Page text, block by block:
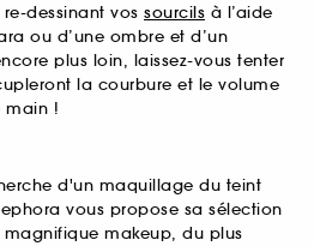
dessinant vos sourcils à l’aide
ou d’une ombre et d’un
plus loin, laissez-vous tenter
la courbure et le volume
main !
d'un maquillage du teint
vous propose sa sélection
magnifique makeup, du plus